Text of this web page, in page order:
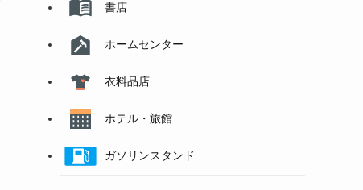
書店
ホームセンター
衣料品店
ホテル・旅館
ガソリンスタンド